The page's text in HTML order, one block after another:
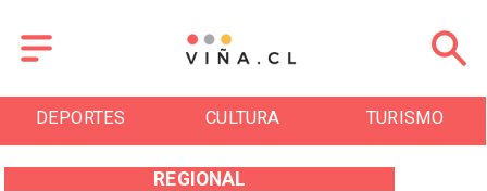
DEPORTES CULTURA TURISMO
REGIONAL